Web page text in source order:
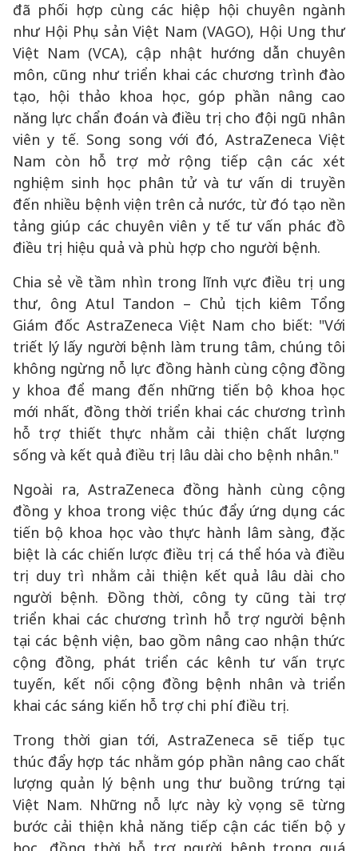
đã phối hợp cùng các hiệp hội chuyên ngành
như Hội Phụ sản Việt Nam (VAGO), Hội Ung thư
Việt Nam (VCA), cập nhật hướng dẫn chuyên
môn, cũng như triển khai các chương trình đào
tạo, hội thảo khoa học, góp phần nâng cao
năng lực chẩn đoán và điều trị cho đội ngũ nhân
viên y tế. Song song với đó, AstraZeneca Việt
Nam còn hỗ trợ mở rộng tiếp cận các xét
nghiệm sinh học phân tử và tư vấn di truyền
đến nhiều bệnh viện trên cả nước, từ đó tạo nền
tảng giúp các chuyên viên y tế tư vấn phác đồ
điều trị hiệu quả và phù hợp cho người bệnh.
Chia sẻ về tầm nhìn trong lĩnh vực điều trị ung
thư, ông Atul Tandon – Chủ tịch kiêm Tổng
Giám đốc AstraZeneca Việt Nam cho biết: "Với
triết lý lấy người bệnh làm trung tâm, chúng tôi
không ngừng nỗ lực đồng hành cùng cộng đồng
y khoa để mang đến những tiến bộ khoa học
mới nhất, đồng thời triển khai các chương trình
hỗ trợ thiết thực nhằm cải thiện chất lượng
sống và kết quả điều trị lâu dài cho bệnh nhân."
Ngoài ra, AstraZeneca đồng hành cùng cộng
đồng y khoa trong việc thúc đẩy ứng dụng các
tiến bộ khoa học vào thực hành lâm sàng, đặc
biệt là các chiến lược điều trị cá thể hóa và điều
trị duy trì nhằm cải thiện kết quả lâu dài cho
người bệnh. Đồng thời, công ty cũng tài trợ
triển khai các chương trình hỗ trợ người bệnh
tại các bệnh viện, bao gồm nâng cao nhận thức
cộng đồng, phát triển các kênh tư vấn trực
tuyến, kết nối cộng đồng bệnh nhân và triển
khai các sáng kiến hỗ trợ chi phí điều trị.
Trong thời gian tới, AstraZeneca sẽ tiếp tục
thúc đẩy hợp tác nhằm góp phần nâng cao chất
lượng quản lý bệnh ung thư buồng trứng tại
Việt Nam. Những nỗ lực này kỳ vọng sẽ từng
bước cải thiện khả năng tiếp cận các tiến bộ y